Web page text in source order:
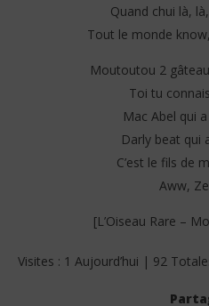
Quand chui là,
Tout le monde
Moutoutou 2
Toi tu
Mac Abel qui
Darly beat qui
C’est le fils de
Aww,
[L’Oiseau Rare –
Visites : 1 Aujourd’hui | 92